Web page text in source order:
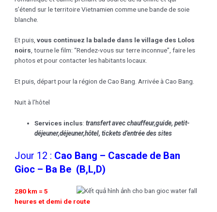
s’étend sur le territoire Vietnamien comme une bande de soie
blanche.
Et puis, vous continuez la balade dans le village des Lolos
noirs, tourne le film: “Rendez-vous sur terre inconnue”, faire les
photos et pour contacter les habitants locaux.
Et puis, départ pour la région de Cao Bang. Arrivée à Cao Bang.
Nuit à l’hôtel
Services inclus:transfert avec chauffeur,guide, petit-
déjeuner,déjeuner,hôtel, tickets d’entrée des sites
Jour 12 : Cao Bang – Cascade de Ban
Gioc – Ba Be (B,L,D)
280 km = 5
heures et demi de route